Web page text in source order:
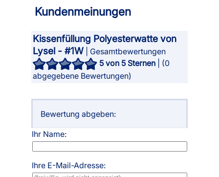
Kundenmeinungen
Kissenfüllung Polyesterwatte von
Lysel - #1W | Gesamtbewertungen
5von 5 Sternen | (0
abgegebene Bewertungen)
Bewertung abgeben:
Ihr Name:
Ihre E-Mail-Adresse: